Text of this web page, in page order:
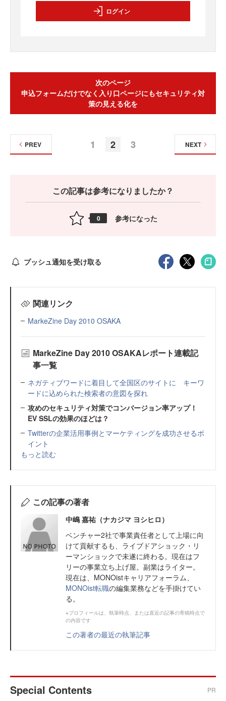
ログイン
次のページ
申込フォームだけでなく入り口ページにもセキュリティ対
策の見える化を
1 2 3
PREV NEXT
この記事は参考になりましたか？
0 参考になった
プッシュ通知を受け取る
関連リンク
MarkeZine Day 2010 OSAKA
MarkeZine Day 2010 OSAKAレポート連載記
事一覧
ネガティブワードに着目して全国区のサイトに キーワ
ードに込められた検索者の意図を探れ
攻めのセキュリティ対策でコンバージョン率アップ！
EV SSLの効果のほどは？
Twitterの企業活用事例とマーケティングを成功させるポ
イント
もっと読む
この記事の著者
中嶋 嘉祐（ナカジマ ヨシヒロ）
ベンチャー2社で事業責任者として上場に向
けて貢献するも、ライブドアショック・リ
ーマンショックで未遂に終わる。現在はフ
リーの事業立ち上げ屋。副業はライター。
現在は、MONOistキャリアフォーラム、
MONOist転職の編集業務などを手掛けてい
る。
※プロフィールは、執筆時点、または直近の記事の寄稿時点で
の内容です
この著者の最近の執筆記事
Special Contents PR